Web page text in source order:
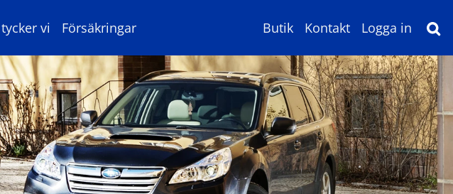
vi Försäkringar Butik Kontakt Logga in